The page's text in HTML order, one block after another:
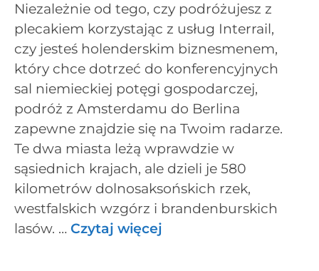
Niezależnie od tego, czy podróżujesz z
plecakiem korzystając z usług Interrail,
czy jesteś holenderskim biznesmenem,
który chce dotrzeć do konferencyjnych
sal niemieckiej potęgi gospodarczej,
podróż z Amsterdamu do Berlina
zapewne znajdzie się na Twoim radarze.
Te dwa miasta leżą wprawdzie w
sąsiednich krajach, ale dzieli je 580
kilometrów dolnosaksońskich rzek,
westfalskich wzgórz i brandenburskich
lasów. … Czytaj więcej